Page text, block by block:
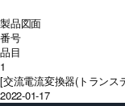
製品図面
番号
品目
1
[交流電流変換器(トランス
2022-01-17